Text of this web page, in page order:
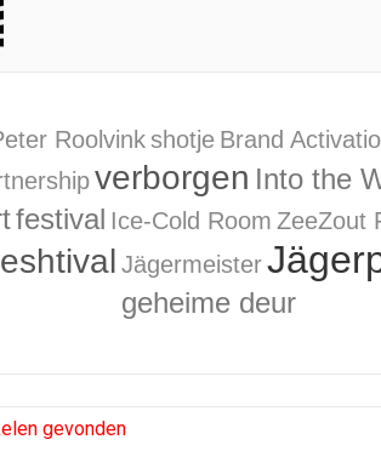
Roolvinkshotje Brand
verborgen Into the
festival Ice-Cold Room ZeeZout
Jägermeister
geheime deur
gevonden